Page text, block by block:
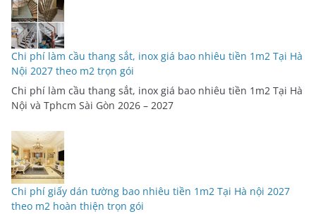
Chi phí làm cầu thang sắt, inox giá bao nhiêu tiền 1m2 Tại Hà
Nội 2027 theo m2 trọn gói
Chi phí làm cầu thang sắt, inox giá bao nhiêu tiền 1m2 Tại Hà
Nội và Tphcm Sài Gòn 2026 – 2027
Chi phí giấy dán tường bao nhiêu tiền 1m2 Tại Hà nội 2027
theo m2 hoàn thiện trọn gói